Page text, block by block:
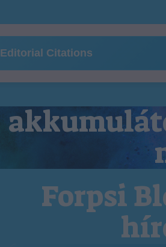
Editorial Citations
Forpsi